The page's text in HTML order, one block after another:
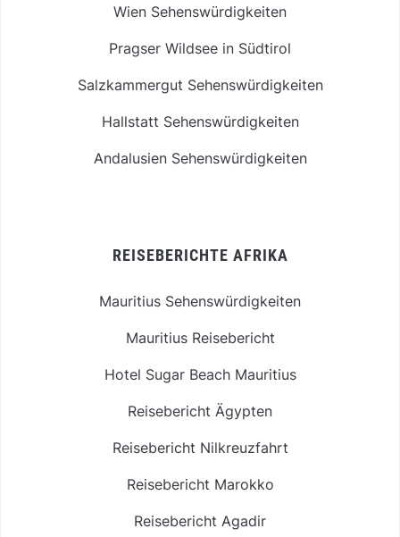
Wien Sehenswürdigkeiten
Pragser Wildsee in Südtirol
Salzkammergut Sehenswürdigkeiten
Hallstatt Sehenswürdigkeiten
Andalusien Sehenswürdigkeiten
REISEBERICHTE AFRIKA
Mauritius Sehenswürdigkeiten
Mauritius Reisebericht
Hotel Sugar Beach Mauritius
Reisebericht Ägypten
Reisebericht Nilkreuzfahrt
Reisebericht Marokko
Reisebericht Agadir